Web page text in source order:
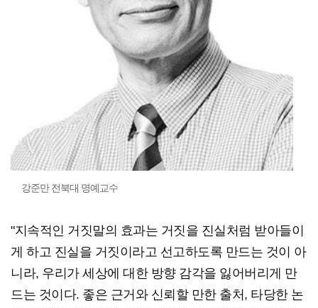
강준만 전북대 명예교수
"지속적인 거짓말의 효과는 거짓을 진실처럼 받아들이
게 하고 진실을 거짓이라고 선고하도록 만드는 것이 아
니라, 우리가 세상에 대한 방향 감각을 잃어버리게 만
드는 것이다. 좋은 근거와 신뢰할 만한 출처, 타당한 논